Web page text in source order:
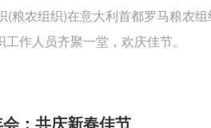
粮农组织)在意大利首都罗马粮农组
作人员齐聚一堂，欢庆佳节。
：共庆新春佳节